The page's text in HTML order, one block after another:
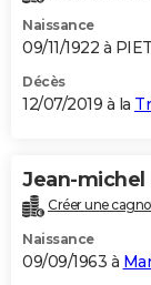
Naissance
09/11/1922 à
Décès
12/07/2019 à la
Jean-michel
Créer une
Naissance
09/09/1963 à